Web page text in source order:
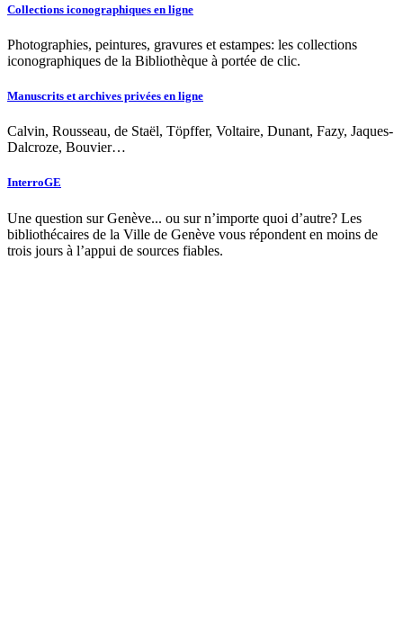
Collections iconographiques en ligne
Photographies, peintures, gravures et estampes: les collections
iconographiques de la Bibliothèque à portée de clic.
Manuscrits et archives privées en ligne
Calvin, Rousseau, de Staël, Töpffer, Voltaire, Dunant, Fazy, Jaques-
Dalcroze, Bouvier…
InterroGE
Une question sur Genève... ou sur n’importe quoi d’autre? Les
bibliothécaires de la Ville de Genève vous répondent en moins de
trois jours à l’appui de sources fiables.